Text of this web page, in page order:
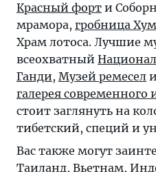
Красный форт и
мрамора, гробница
Храм лотоса. Лучшие
всеохватный
Ганди, Музей ремесел и
галерея современного
стоит заглянуть на
тибетский, специй и
Вас также могут
Таиланд, Вьетнам,